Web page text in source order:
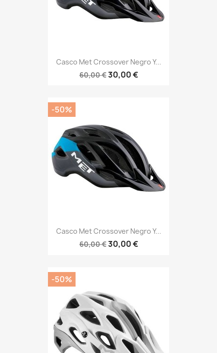
Casco Met Crossover Negro Y...
60,00 €30,00 €
Casco Met Crossover Negro Y...
60,00 €30,00 €
-50%
-50%